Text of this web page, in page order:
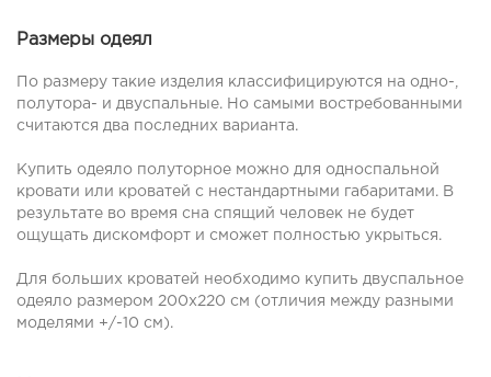
Размеры одеял
По размеру такие изделия классифицируются на одно-,
полутора- и двуспальные. Но самыми востребованными
считаются два последних варианта.
Купить одеяло полуторное можно для односпальной
кровати или кроватей с нестандартными габаритами. В
результате во время сна спящий человек не будет
ощущать дискомфорт и сможет полностью укрыться.
Для больших кроватей необходимо купить двуспальное
одеяло размером 200х220 см (отличия между разными
моделями +/-10 см).